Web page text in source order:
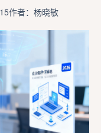
作者：杨晓敏